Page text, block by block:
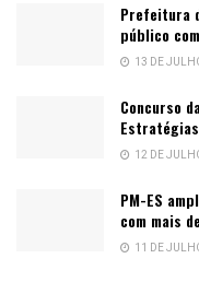
Prefeitura
público
13 DE
Concurso
12 DE
PM-ES
com mais
11 DE